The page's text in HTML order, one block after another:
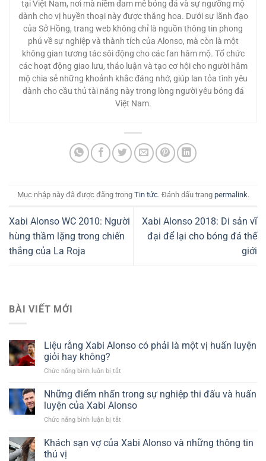
tại Việt Nam, nơi mà niềm đam mê bóng đá và sự ngưỡng mộ
dành cho vị huyền thoại này được thăng hoa. Dưới sự lãnh đạo
của Sở Hồng, trang web không chỉ là nguồn thông tin phong
phú về sự nghiệp và thành tích của Alonso, mà còn là một
không gian tương tác sôi động cho các fan hâm mộ. Tổ chức
các hoạt động giao lưu, thảo luận và tạo cơ hội cho người hâm
mộ chia sẻ những khoảnh khắc đáng nhớ, giúp lan tỏa tình yêu
dành cho cầu thủ tài năng này trong lòng người yêu bóng đá
Việt Nam.
Mục nhập này đã được đăng trong Tin tức. Đánh dấu trang permalink.
Xabi Alonso WC 2010: Người
hùng thầm lặng trong chiến
thắng của La Roja
Xabi Alonso 2018: Di sản vĩ
đại để lại cho bóng đá thế
giới
BÀI VIẾT MỚI
Liệu rằng Xabi Alonso có phải là một vị huấn luyện
giỏi hay không?
Chức năng bình luận bị tắt
rằng
là
Những điểm nhấn trong sự nghiệp thi đấu và huấn
luyện của Xabi Alonso
Chức năng bình luận bị tắt
điểm
Khách sạn vợ của Xabi Alonso và những thông tin
thú vị